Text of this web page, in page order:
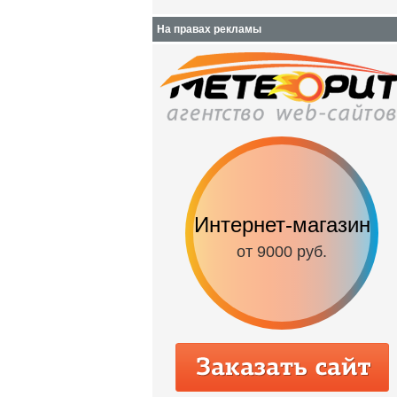
На правах рекламы
Интернет-магазин
от 9000 руб.